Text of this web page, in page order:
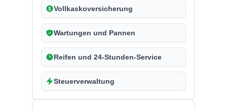
Vollkaskoversicherung
Wartungen und Pannen
Reifen und 24-Stunden-Service
Steuerverwaltung